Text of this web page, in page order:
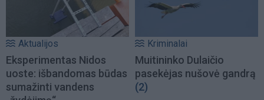
Aktualijos
Eksperimentas Nidos
uoste: išbandomas būdas
sumažinti vandens
Kriminalai
Muitininko Dulaičio
pasekėjas nušovė gandrą
(2)